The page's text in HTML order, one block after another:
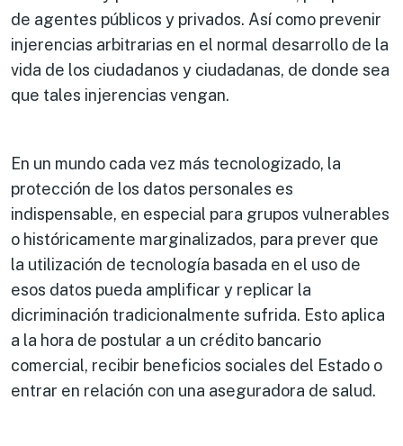
de agentes públicos y privados. Así como prevenir
injerencias arbitrarias en el normal desarrollo de la
vida de los ciudadanos y ciudadanas, de donde sea
que tales injerencias vengan.
En un mundo cada vez más tecnologizado, la
protección de los datos personales es
indispensable, en especial para grupos vulnerables
o históricamente marginalizados, para prever que
la utilización de tecnología basada en el uso de
esos datos pueda amplificar y replicar la
dicriminación tradicionalmente sufrida. Esto aplica
a la hora de postular a un crédito bancario
comercial, recibir beneficios sociales del Estado o
entrar en relación con una aseguradora de salud.